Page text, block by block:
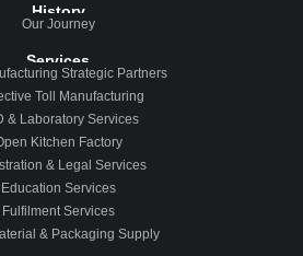
History
Our Journey
Services
Strategic Partners
Toll Manufacturing
& Laboratory Services
Kitchen Factory
& Legal Services
Education Services
Fulfilment Services
& Packaging Supply